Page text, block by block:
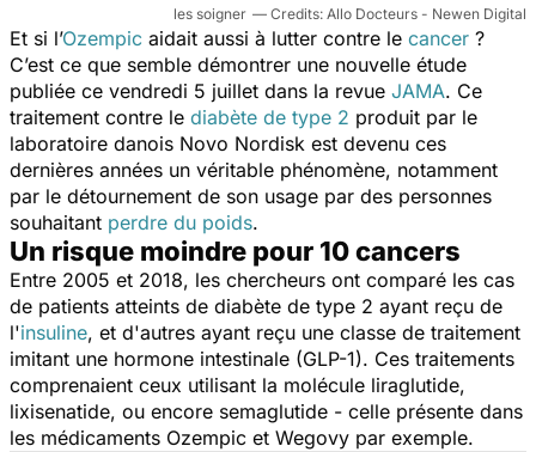
les soigner
Allo Docteurs - Newen Digital
Et si l’Ozempic aidait aussi à lutter contre le cancer ?
C’est ce que semble démontrer une nouvelle étude
publiée ce vendredi 5 juillet dans la revue JAMA. Ce
traitement contre le diabète de type 2 produit par le
laboratoire danois Novo Nordisk est devenu ces
dernières années un véritable phénomène, notamment
par le détournement de son usage par des personnes
souhaitant perdre du poids.
Un risque moindre pour 10 cancers
Entre 2005 et 2018, les chercheurs ont comparé les cas
de patients atteints de diabète de type 2 ayant reçu de
l'insuline, et d'autres ayant reçu une classe de traitement
imitant une hormone intestinale (GLP-1). Ces traitements
comprenaient ceux utilisant la molécule liraglutide,
lixisenatide, ou encore semaglutide - celle présente dans
les médicaments Ozempic et Wegovy par exemple.